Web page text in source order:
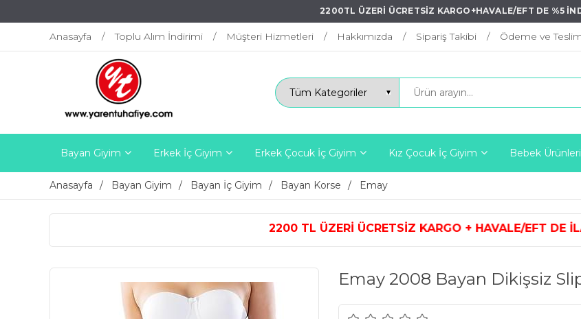
2200TL ÜZERİ ÜCRETSİZ KARGO+HAVALE/EFT DE %5
Anasayfa Toplu Alım İndirimi Müşteri Hizmetleri Hakkımızda Sipariş Takibi Ödeme ve
Bayan Giyim Erkek İç Giyim Erkek Çocuk İç Giyim Kız Çocuk İç Giyim Bebek Ürünleri
Anasayfa Bayan Giyim Bayan İç Giyim Bayan Korse Emay
2200 TL ÜZERİ ÜCRETSİZ KARGO + HAVALE/EFT DE İLAVE
Emay 2008 Bayan Dikişsiz